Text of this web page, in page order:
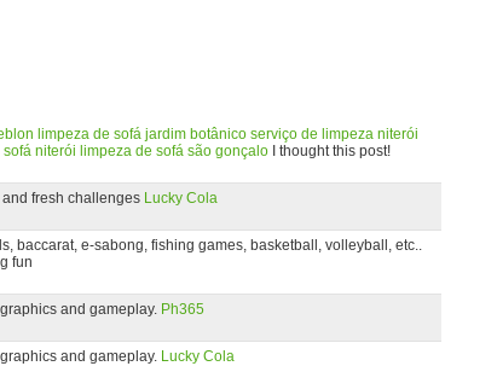
limpeza de sofá jardim botânico serviço de limpeza niterói
sofá niterói limpeza de sofá são gonçaloI thought this post!
fresh challenges Lucky Cola
baccarat, e-sabong, fishing games, basketball, volleyball, etc..
fun
and gameplay. Ph365
and gameplay. Lucky Cola